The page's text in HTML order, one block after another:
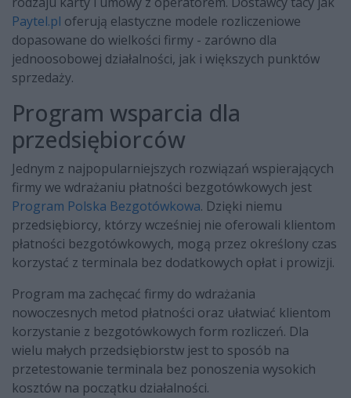
Paytel.pl oferują elastyczne modele rozliczeniowe
dopasowane do wielkości firmy - zarówno dla
jednoosobowej działalności, jak i większych punktów
sprzedaży.
Program wsparcia dla
przedsiębiorców
Jednym z najpopularniejszych rozwiązań wspierających
firmy we wdrażaniu płatności bezgotówkowych jest
Program Polska Bezgotówkowa. Dzięki niemu
przedsiębiorcy, którzy wcześniej nie oferowali klientom
płatności bezgotówkowych, mogą przez określony czas
korzystać z terminala bez dodatkowych opłat i prowizji.
Program ma zachęcać firmy do wdrażania
nowoczesnych metod płatności oraz ułatwiać klientom
korzystanie z bezgotówkowych form rozliczeń. Dla
wielu małych przedsiębiorstw jest to sposób na
przetestowanie terminala bez ponoszenia wysokich
kosztów na początku działalności.